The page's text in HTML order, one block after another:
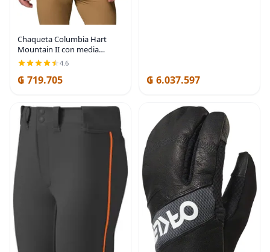
Chaqueta Columbia Hart
Mountain II con media
cremallera para hombre
4.6
₲ 719.705 ₲ 6.037.597